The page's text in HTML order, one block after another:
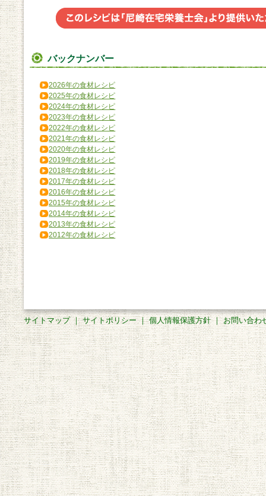
バックナンバー
2026年の食材レシピ
2025年の食材レシピ
2024年の食材レシピ
2023年の食材レシピ
2022年の食材レシピ
2021年の食材レシピ
2020年の食材レシピ
2019年の食材レシピ
2018年の食材レシピ
2017年の食材レシピ
2016年の食材レシピ
2015年の食材レシピ
2014年の食材レシピ
2013年の食材レシピ
2012年の食材レシピ
サイトマップ｜サイトポリシー｜個人情報保護方針｜お問い合わ